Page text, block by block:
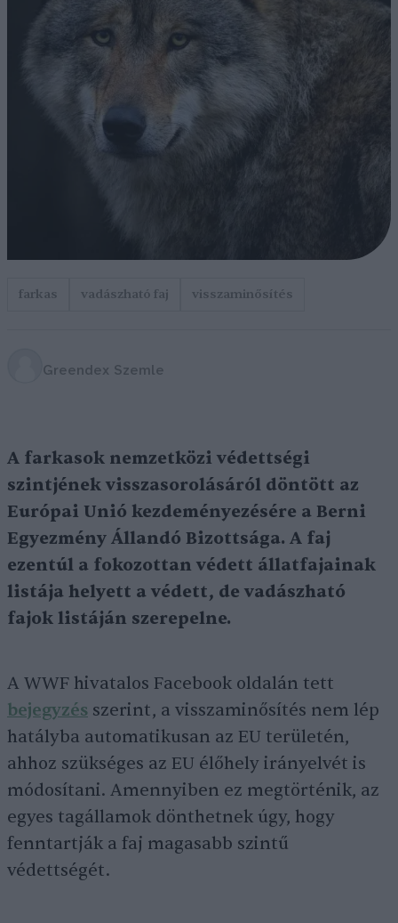
farkas vadászható faj visszaminősítés
Greendex Szemle
A farkasok nemzetközi védettségi
szintjének visszasorolásáról döntött az
Európai Unió kezdeményezésére a Berni
Egyezmény Állandó Bizottsága. A faj
ezentúl a fokozottan védett állatfajainak
listája helyett a védett, de vadászható
fajok listáján szerepelne.
A WWF hivatalos Facebook oldalán tett
bejegyzés szerint, a visszaminősítés nem lép
hatályba automatikusan az EU területén,
ahhoz szükséges az EU élőhely irányelvét is
módosítani. Amennyiben ez megtörténik, az
egyes tagállamok dönthetnek úgy, hogy
fenntartják a faj magasabb szintű
védettségét.